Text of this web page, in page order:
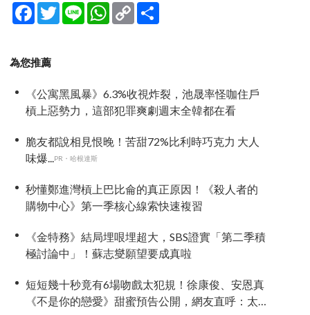
Facebook
TwitterLine WhatsApp
Copy
Link
為您推薦
《公寓黑風暴》6.3%收視炸裂，池晟率怪咖住戶
槓上惡勢力，這部犯罪爽劇週末全韓都在看
脆友都說相見恨晚！苦甜72%比利時巧克力 大人
味爆...PR・哈根達斯
秒懂鄭進灣槓上巴比侖的真正原因！《殺人者的
購物中心》第一季核心線索快速複習
《金特務》結局埋哏埋超大，SBS證實「第二季積
極討論中」！蘇志燮願望要成真啦
短短幾十秒竟有6場吻戲太犯規！徐康俊、安恩真
《不是你的戀愛》甜蜜預告公開，網友直呼：太